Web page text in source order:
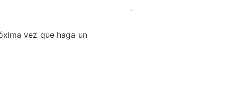
vez que haga un